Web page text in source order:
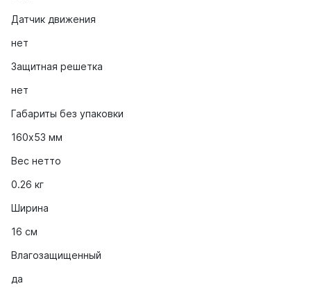
Датчик движения
нет
Защитная решетка
нет
Габариты без упаковки
160х53 мм
Вес нетто
0.26 кг
Ширина
16 см
Влагозащищенный
да